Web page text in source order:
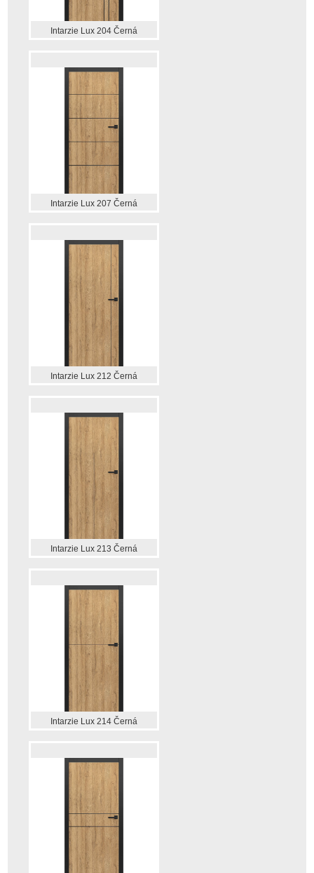
Intarzie Lux 204 Černá
Intarzie Lux 207 Černá
Intarzie Lux 212 Černá
Intarzie Lux 213 Černá
Intarzie Lux 214 Černá